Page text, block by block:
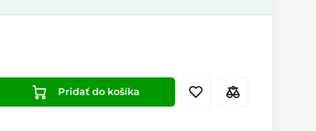
Pridať do košíka